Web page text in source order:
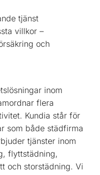
tjänst
villkor –
och
inom
flera
Kundia står för
som både städfirma
tjänster inom
flyttstädning,
och storstädning. Vi